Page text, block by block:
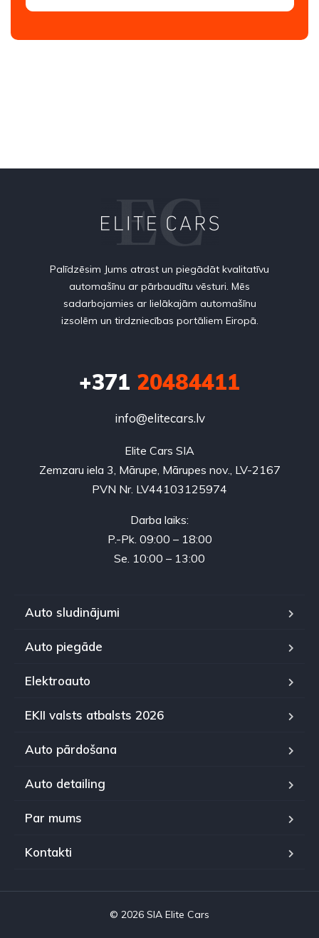
Palīdzēsim Jums atrast un piegādāt kvalitatīvu
automašīnu ar pārbaudītu vēsturi. Mēs
sadarbojamies ar lielākajām automašīnu
izsolēm un tirdzniecības portāliem Eiropā.
+371 20484411
info@elitecars.lv
Elite Cars SIA
Zemzaru iela 3, Mārupe, Mārupes nov., LV-2167
PVN Nr. LV44103125974
Darba laiks:
P.-Pk. 09:00 – 18:00
Se. 10:00 – 13:00
Auto sludinājumi
Auto piegāde
Elektroauto
EKII valsts atbalsts 2026
Auto pārdošana
Auto detailing
Par mums
Kontakti
© 2026 SIA Elite Cars